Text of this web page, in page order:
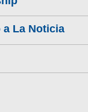
a La Noticia